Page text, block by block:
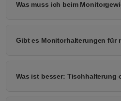
Was muss ich beim
Gibt es Monitorhalterungen für
Was ist besser: Tischhalterung